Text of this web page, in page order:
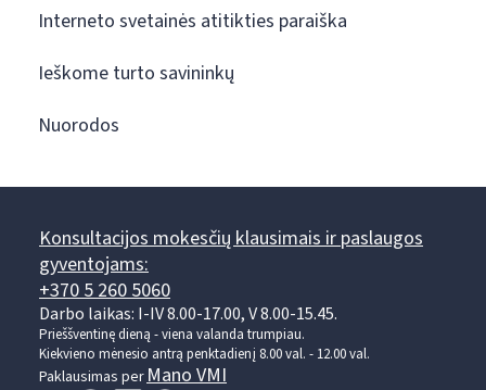
Interneto svetainės atitikties paraiška
Ieškome turto savininkų
Nuorodos
Konsultacijos mokesčių klausimais ir paslaugos
gyventojams:
+370 5 260 5060
Darbo laikas: I-IV 8.00-17.00, V 8.00-15.45.
Prieššventinę dieną - viena valanda trumpiau.
Kiekvieno mėnesio antrą penktadienį 8.00 val. - 12.00 val.
Paklausimas per Mano VMI